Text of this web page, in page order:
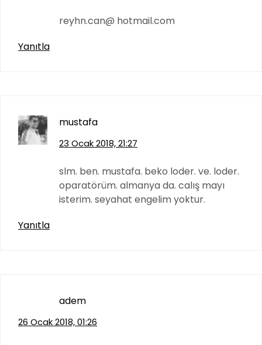
reyhn.can@ hotmail.com
Yanıtla
mustafa
23 Ocak 2018, 21:27
slm. ben. mustafa. beko loder. ve. loder.
oparatörüm. almanya da. calış mayı
isterim. seyahat engelim yoktur.
Yanıtla
adem
26 Ocak 2018, 01:26